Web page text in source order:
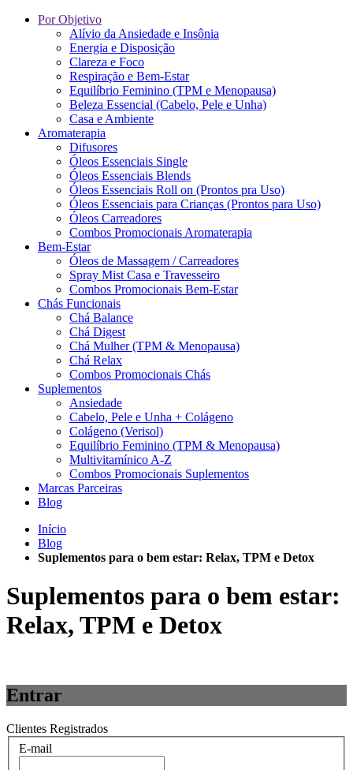
Por Objetivo
Alívio da Ansiedade e Insônia
Energia e Disposição
Clareza e Foco
Respiração e Bem-Estar
Equilíbrio Feminino (TPM e Menopausa)
Beleza Essencial (Cabelo, Pele e Unha)
Casa e Ambiente
Aromaterapia
Difusores
Óleos Essenciais Single
Óleos Essenciais Blends
Óleos Essenciais Roll on (Prontos pra Uso)
Óleos Essenciais para Crianças (Prontos para Uso)
Óleos Carreadores
Combos Promocionais Aromaterapia
Bem-Estar
Óleos de Massagem / Carreadores
Spray Mist Casa e Travesseiro
Combos Promocionais Bem-Estar
Chás Funcionais
Chá Balance
Chá Digest
Chá Mulher (TPM & Menopausa)
Chá Relax
Combos Promocionais Chás
Suplementos
Ansiedade
Cabelo, Pele e Unha + Colágeno
Colágeno (Verisol)
Equilíbrio Feminino (TPM & Menopausa)
Multivitamínico A-Z
Combos Promocionais Suplementos
Marcas Parceiras
Blog
Início
Blog
Suplementos para o bem estar: Relax, TPM e Detox
Suplementos para o bem estar:
Relax, TPM e Detox
Entrar
Clientes Registrados
E-mail